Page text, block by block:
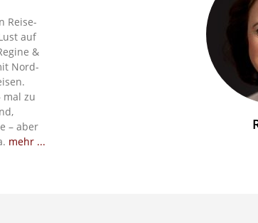
Reise-
auf
&
Nord-
mal zu
– aber
mehr ...